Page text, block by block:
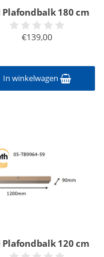
Plafondbalk 180 cm
€139,00
In winkelwagen
Plafondbalk 120 cm